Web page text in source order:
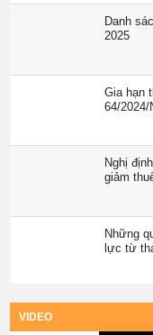
Danh
2025
Gia hạn
64/2024/
Nghị
giảm
Những
lực từ
VIDEO